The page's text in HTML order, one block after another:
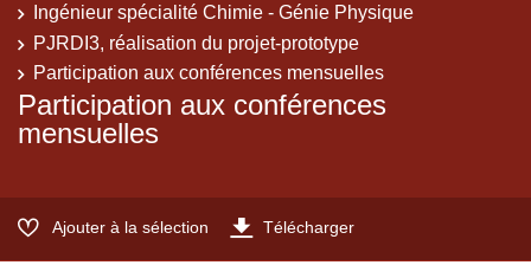
Ingénieur spécialité Chimie - Génie Physique
PJRDI3, réalisation du projet-prototype
Participation aux conférences mensuelles
Participation aux conférences
mensuelles
Ajouter à la sélection Télécharger